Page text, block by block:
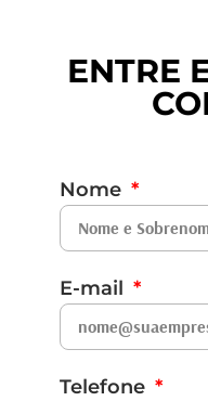
ENTRE
Nome
E-mail
Telefone